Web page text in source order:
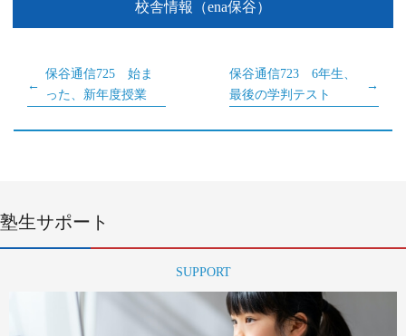
校舎情報（ena保谷）
保谷通信725 始ま
った、新年度授業
保谷通信723 6年生、
最後の学判テスト
塾生サポート
SUPPORT